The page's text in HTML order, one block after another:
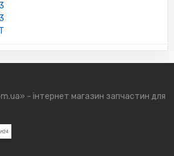
- інтернет магазин запчастин для